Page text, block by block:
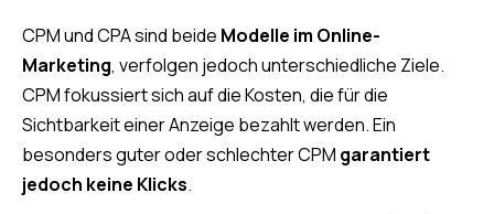
CPM und CPA sind beide Modelle im Online-
Marketing, verfolgen jedoch unterschiedliche Ziele.
CPM fokussiert sich auf die Kosten, die für die
Sichtbarkeit einer Anzeige bezahlt werden. Ein
besonders guter oder schlechter CPM garantiert
jedoch keine Klicks.